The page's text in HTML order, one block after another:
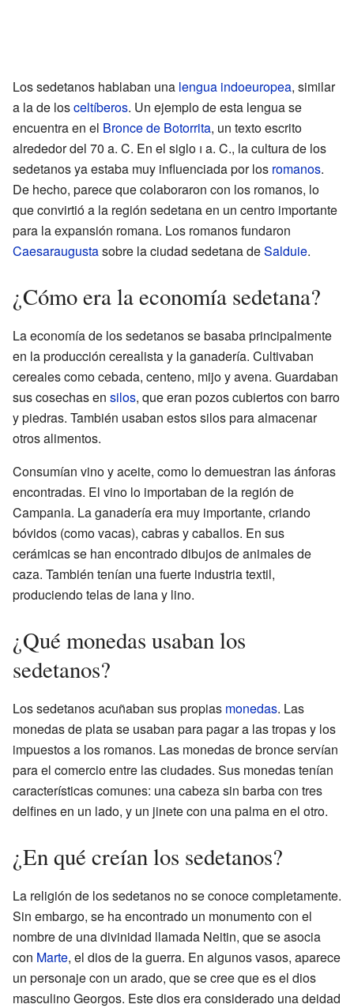
Los sedetanos hablaban una lengua indoeuropea, similar
a la de losceltíberos. Un ejemplo de esta lengua se
encuentra en el Bronce de Botorrita, un texto escrito
alrededor del 70 a. C. En el siglo i a. C., la cultura de los
sedetanos ya estaba muy influenciada por los romanos.
De hecho, parece que colaboraron con los romanos, lo
que convirtió a la región sedetana en un centro importante
para la expansión romana. Los romanos fundaron
Caesaraugustasobre la ciudad sedetana deSalduie.
¿Cómo era la economía sedetana?
La economía de los sedetanos se basaba principalmente
en la producción cerealista y la ganadería. Cultivaban
cereales como cebada, centeno, mijo y avena. Guardaban
sus cosechas en silos, que eran pozos cubiertos con barro
y piedras. También usaban estos silos para almacenar
otros alimentos.
Consumían vino y aceite, como lo demuestran las ánforas
encontradas. El vino lo importaban de la región de
Campania. La ganadería era muy importante, criando
bóvidos (como vacas), cabras y caballos. En sus
cerámicas se han encontrado dibujos de animales de
caza. También tenían una fuerte industria textil,
produciendo telas de lana y lino.
¿Qué monedas usaban los
sedetanos?
Los sedetanos acuñaban sus propias monedas. Las
monedas de plata se usaban para pagar a las tropas y los
impuestos a los romanos. Las monedas de bronce servían
para el comercio entre las ciudades. Sus monedas tenían
características comunes: una cabeza sin barba con tres
delfines en un lado, y un jinete con una palma en el otro.
¿En qué creían los sedetanos?
La religión de los sedetanos no se conoce completamente.
Sin embargo, se ha encontrado un monumento con el
nombre de una divinidad llamada Neitin, que se asocia
con Marte, el dios de la guerra. En algunos vasos, aparece
un personaje con un arado, que se cree que es el dios
masculino Georgos. Este dios era considerado una deidad